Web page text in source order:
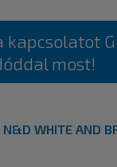
kapcsolatot
most!
N&D WHITE AND